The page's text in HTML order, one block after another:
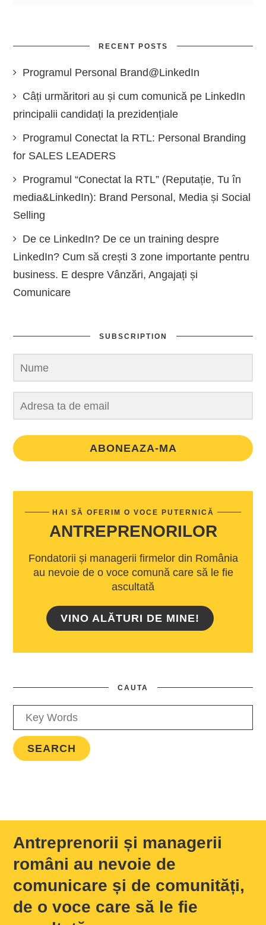
RECENT POSTS
Programul Personal Brand@LinkedIn
Câți urmăritori au și cum comunică pe LinkedIn
principalii candidați la prezidențiale
Programul Conectat la RTL: Personal Branding
for SALES LEADERS
Programul “Conectat la RTL” (Reputație, Tu în
media&LinkedIn): Brand Personal, Media și Social
Selling
De ce LinkedIn? De ce un training despre
LinkedIn? Cum să crești 3 zone importante pentru
business. E despre Vânzări, Angajați și
Comunicare
SUBSCRIPTION
ABONEAZA-MA
HAI SĂ OFERIM O VOCE PUTERNICĂ
ANTREPRENORILOR
Fondatorii și managerii firmelor din România
au nevoie de o voce comună care să le fie
ascultată
VINO ALĂTURI DE MINE!
CAUTA
Antreprenorii și managerii
români au nevoie de
comunicare și de comunități,
de o voce care să le fie